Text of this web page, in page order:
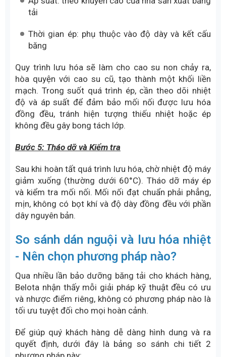
Tiếp theo, đặt thớt nhiệt trên phủ kín toàn bộ khu
kích ép, đảm bảo máy ép bao trọn mối nối và áp
suất được phân bổ đều trên toàn bộ bề mặt ép.
Sau khi kiểm tra lần cuối về vị trí, độ thẳng và độ kín
của máy ép, tiến hành ép lưu hóa theo thông số kỹ
thuật:
Nhiệt độ: 140–160°C
tải
Thời gian ép: phụ thuộc vào độ dày và kết cấu
băng
Quy trình lưu hóa sẽ làm cho cao su non chảy ra,
hòa quyện với cao su cũ, tạo thành một khối liền
độ và áp suất để đảm bảo mối nối được lưu hóa
đồng đều, tránh hiện tượng thiếu nhiệt hoặc ép
không đều gây bong tách lớp.
Bước 5: Tháo dỡ và Kiểm tra
Sau khi hoàn tất quá trình lưu hóa, chờ nhiệt độ máy
giảm xuống (thường dưới 60°C). Tháo dỡ máy ép
và kiểm tra mối nối. Mối nối đạt chuẩn phải phẳng,
mịn, không có bọt khí và độ dày đồng đều với phần
dây nguyên bản.